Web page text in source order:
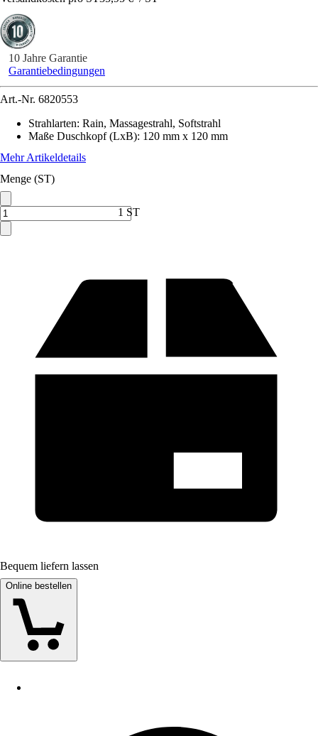
10 Jahre Garantie
Garantiebedingungen
Art.-Nr. 6820553
Strahlarten: Rain, Massagestrahl, Softstrahl
Maße Duschkopf (LxB): 120 mm x 120 mm
Mehr Artikeldetails
Menge (ST)
1 ST
Bequem liefern lassen
Online bestellen